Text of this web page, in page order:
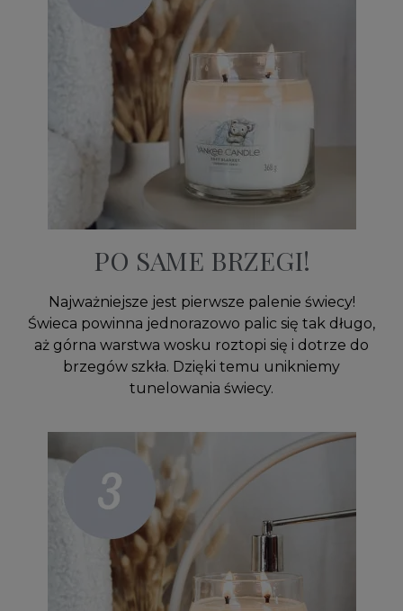
PO SAME BRZEGI!
Najważniejsze jest pierwsze palenie świecy!
Świeca powinna jednorazowo palic się tak długo,
aż górna warstwa wosku roztopi się i dotrze do
brzegów szkła. Dzięki temu unikniemy
tunelowania świecy.